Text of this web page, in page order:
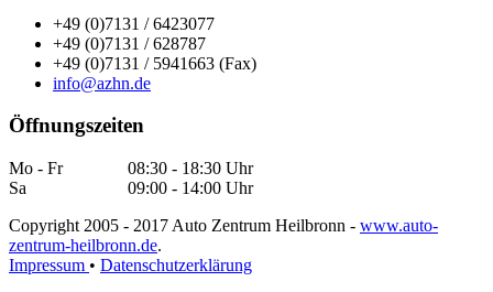
+49 (0)7131 / 6423077
+49 (0)7131 / 628787
+49 (0)7131 / 5941663 (Fax)
info@azhn.de
Öffnungszeiten
Mo - Fr
08:30 - 18:30 Uhr
Sa
09:00 - 14:00 Uhr
Copyright 2005 - 2017 Auto Zentrum Heilbronn - www.auto-
zentrum-heilbronn.de.
Impressum • Datenschutzerklärung